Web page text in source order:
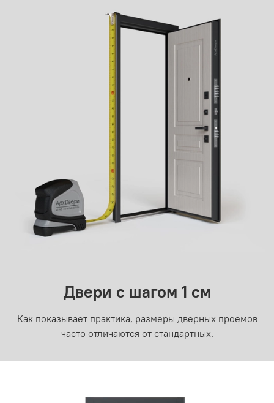
Двери с шагом 1 см
Как показывает практика, размеры дверных проемов
часто отличаются от стандартных.